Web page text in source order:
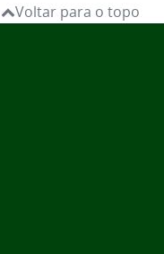
Voltar para o topo